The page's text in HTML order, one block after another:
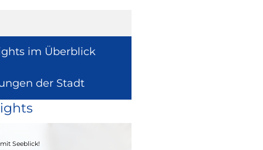
im Überblick
der Stadt
Seeblick!